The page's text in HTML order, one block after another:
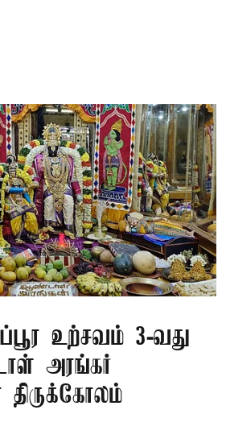
உற்சவம் 3-வது
அரங்கர்
திருக்கோலம்